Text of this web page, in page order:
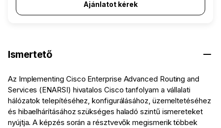
Ajánlatot kérek
Ismertető
Az Implementing Cisco Enterprise Advanced Routing and
Services (ENARSI) hivatalos Cisco tanfolyam a vállalati
hálózatok telepítéséhez, konfigurálásához, üzemeltetéséhez
és hibaelhárításához szükséges haladó szintű ismereteket
nyújtja. A képzés során a résztvevők megismerik többek